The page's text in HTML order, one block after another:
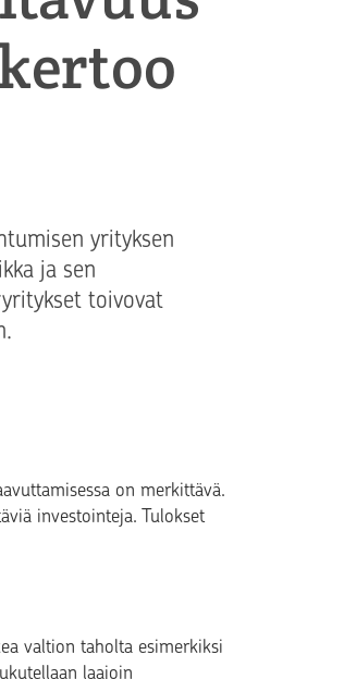
yrityksen
ja sen
toivovat
on merkittävä.
investointeja. Tulokset
valtion taholta esimerkiksi
laajoin